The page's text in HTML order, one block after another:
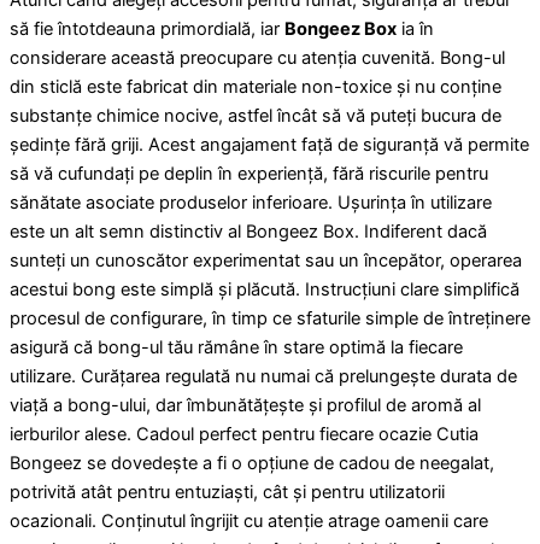
să fie întotdeauna primordială, iar Bongeez Box ia în
considerare această preocupare cu atenția cuvenită. Bong-ul
din sticlă este fabricat din materiale non-toxice și nu conține
substanțe chimice nocive, astfel încât să vă puteți bucura de
ședințe fără griji. Acest angajament față de siguranță vă permite
să vă cufundați pe deplin în experiență, fără riscurile pentru
sănătate asociate produselor inferioare. Ușurința în utilizare
este un alt semn distinctiv al Bongeez Box. Indiferent dacă
sunteți un cunoscător experimentat sau un începător, operarea
acestui bong este simplă și plăcută. Instrucțiuni clare simplifică
procesul de configurare, în timp ce sfaturile simple de întreținere
asigură că bong-ul tău rămâne în stare optimă la fiecare
utilizare. Curățarea regulată nu numai că prelungește durata de
viață a bong-ului, dar îmbunătățește și profilul de aromă al
ierburilor alese. Cadoul perfect pentru fiecare ocazie Cutia
Bongeez se dovedește a fi o opțiune de cadou de neegalat,
potrivită atât pentru entuziaști, cât și pentru utilizatorii
ocazionali. Conținutul îngrijit cu atenție atrage oamenii care